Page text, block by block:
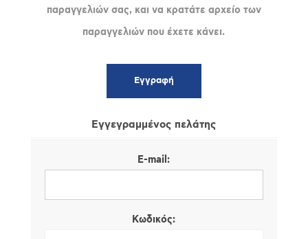
παραγγελιών σας, και να κρατάτε αρχείο των
παραγγελιών που έχετε κάνει.
Εγγεγραμμένος πελάτης
E-mail:
Κωδικός: